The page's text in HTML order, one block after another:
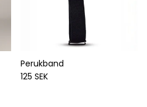
Perukband
Ordinarie pris
125 SEK